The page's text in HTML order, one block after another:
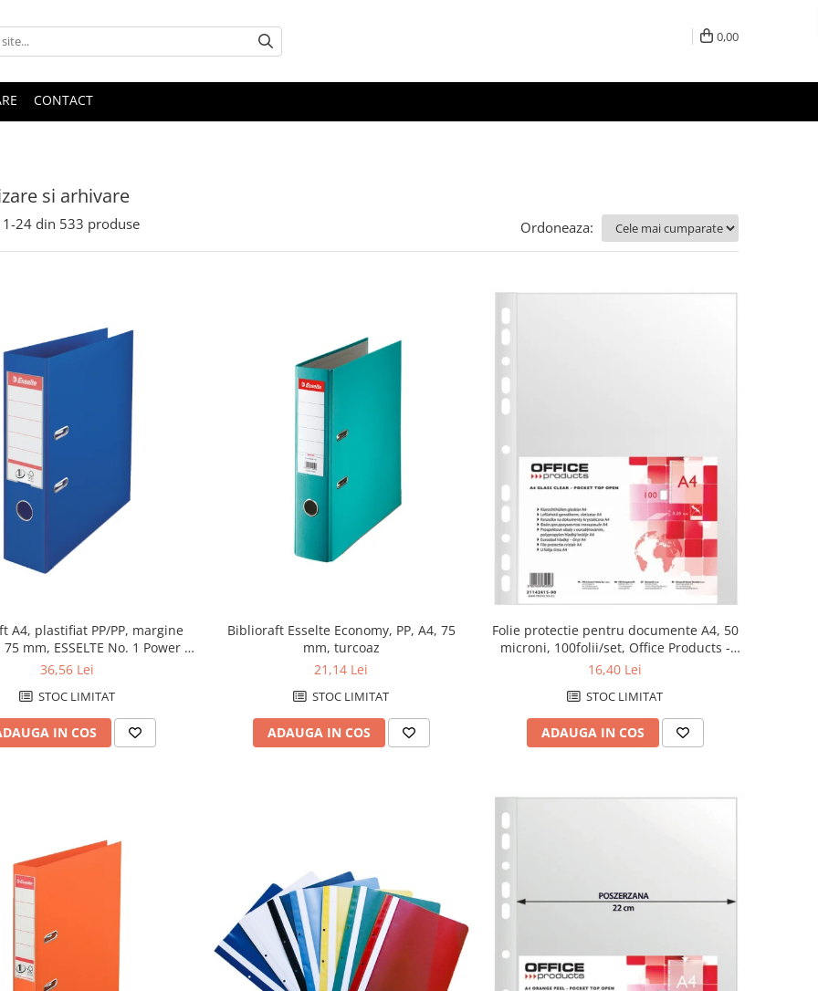
0,00
CONTACT
si arhivare
1-24 din 533 produse Ordoneaza:
A4, plastifiat PP/PP, margine
mm, ESSELTE No. 1 Power -
albastru
36,56 Lei
STOC LIMITAT
IN COS
Biblioraft Esselte Economy, PP, A4, 75
mm, turcoaz
21,14 Lei
STOC LIMITAT
ADAUGA IN COS
Folie protectie pentru documente A4, 50
microni, 100folii/set, Office Products -
cristal
16,40 Lei
STOC LIMITAT
ADAUGA IN COS